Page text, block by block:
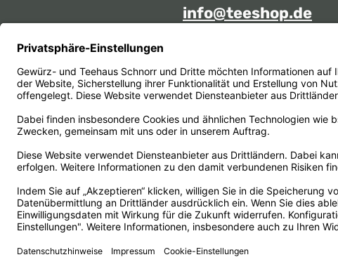
info@teeshop.de
Mo - Sa zwischen 10:00 -
unter:
Vertrag widerrufen